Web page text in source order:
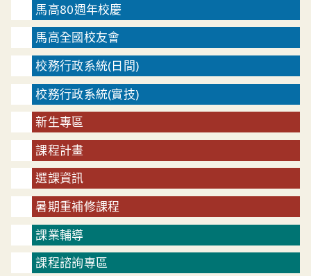
馬高80週年校慶
馬高全國校友會
校務行政系統(日間)
校務行政系統(實技)
新生專區
課程計畫
選課資訊
暑期重補修課程
課業輔導
課程諮詢專區